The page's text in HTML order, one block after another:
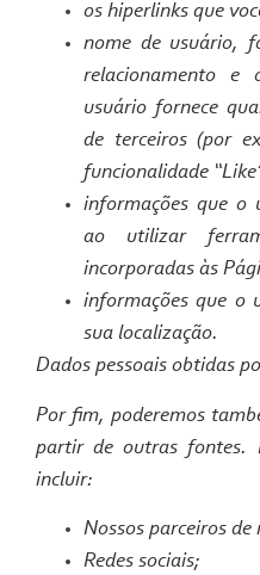
os hiperlinks que
nome de usuário,
relacionamento e
usuário fornece
de terceiros (por
funcionalidade “Like
informações que o
ao utilizar
incorporadas às
informações que o
sua localização.
Dados pessoais obtidas
Por fim, poderemos
partir de outras fontes.
incluir:
Nossos parceiros de
Redes sociais;